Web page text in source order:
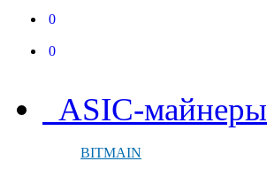
0
0
ASIC-майнеры
BITMAIN